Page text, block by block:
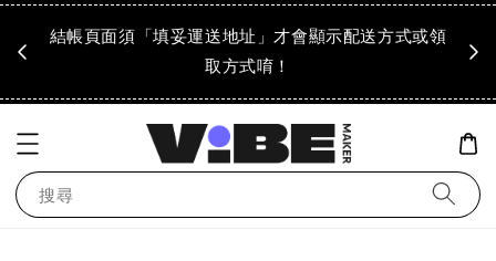
結帳頁面須「填妥運送地址」才會顯示配送方式或領
取方式唷！
搜尋